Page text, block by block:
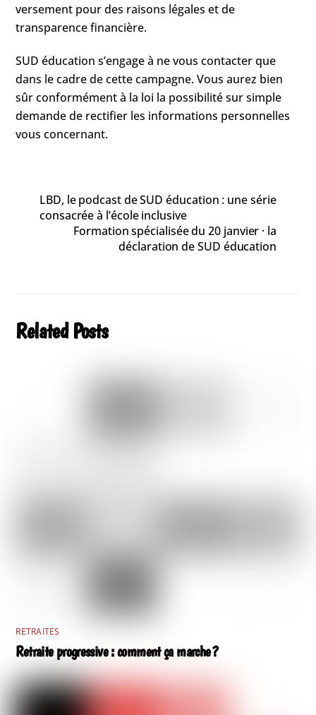
versement pour des raisons légales et de
transparence financière.
SUD éducation s’engage à ne vous contacter que
dans le cadre de cette campagne. Vous aurez bien
sûr conformément à la loi la possibilité sur simple
demande de rectifier les informations personnelles
vous concernant.
LBD, le podcast de SUD éducation : une série
consacrée à l’école inclusive
Formation spécialisée du 20 janvier · la
déclaration de SUD éducation
Related Posts
RETRAITES
Retraite progressive : comment ça marche ?